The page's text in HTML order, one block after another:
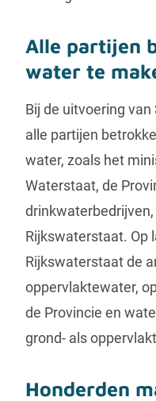
Alle partijen
water te
Bij de uitvoering van
alle partijen
water, zoals het
Waterstaat, de
Rijkswaterstaat. Op
Rijkswaterstaat de
oppervlaktewater,
de Provincie en
grond- als
Honderden